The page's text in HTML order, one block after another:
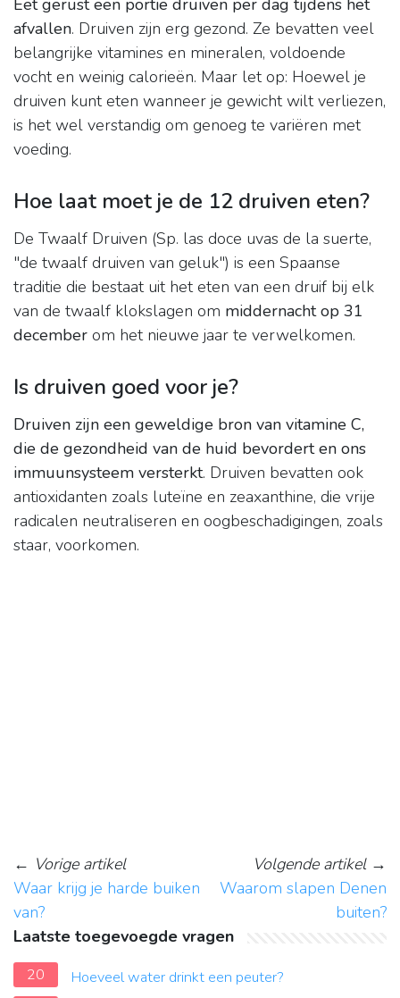
Eet gerust een portie druiven per dag tijdens het
afvallen. Druiven zijn erg gezond. Ze bevatten veel
belangrijke vitamines en mineralen, voldoende
vocht en weinig calorieën. Maar let op: Hoewel je
druiven kunt eten wanneer je gewicht wilt verliezen,
is het wel verstandig om genoeg te variëren met
voeding.
Hoe laat moet je de 12 druiven eten?
De Twaalf Druiven (Sp. las doce uvas de la suerte,
"de twaalf druiven van geluk") is een Spaanse
traditie die bestaat uit het eten van een druif bij elk
van de twaalf klokslagen om middernacht op 31
december om het nieuwe jaar te verwelkomen.
Is druiven goed voor je?
Druiven zijn een geweldige bron van vitamine C,
die de gezondheid van de huid bevordert en ons
immuunsysteem versterkt. Druiven bevatten ook
antioxidanten zoals luteïne en zeaxanthine, die vrije
radicalen neutraliseren en oogbeschadigingen, zoals
staar, voorkomen.
← Vorige artikel
Waar krijg je harde buiken
van?
Volgende artikel→
Waarom slapen Denen
buiten?
Laatste toegevoegde vragen
20
Hoeveel water drinkt een peuter?